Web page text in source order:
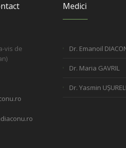
vis de
Medici
Dr. Emanoil
Dr. Maria GAVRIL
Dr. Yasmin